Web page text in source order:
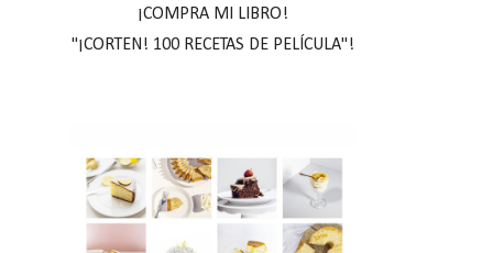
¡COMPRA MI LIBRO!
"¡CORTEN! 100 RECETAS DE PELÍCULA"!